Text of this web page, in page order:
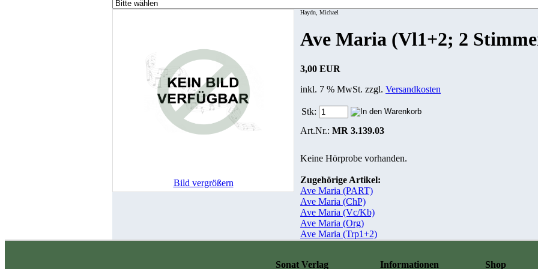
Bild vergrößern
Haydn, Michael
Ave Maria (Vl1+2; 2
3,00 EUR
inkl. 7 % MwSt. zzgl. Versandkosten
Stk:
Art.Nr.: MR 3.139.03
Keine Hörprobe vorhanden.
Zugehörige Artikel:
Ave Maria (PART)
Ave Maria (ChP)
Ave Maria (Vc/Kb)
Ave Maria (Org)
Ave Maria (Trp1+2)
Shop
Informationen
Sonat Verlag